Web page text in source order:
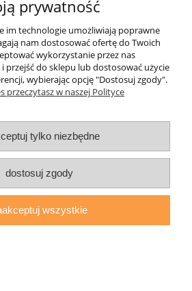
Informacje
O nas
Nr 23, 67-200 Głogów | woj. dolnośląskie
sklep@daryziol.pl| NIP: 6921579498 |
pełną wersję strony
internetowy Shoper.pl
prywatność
im technologie umożliwiają poprawne
nam dostosować ofertę do Twoich
wykorzystanie przez nas
przejść do sklepu lub dostosować użycie
wybierając opcję "Dostosuj zgody".
przeczytasz w naszej Polityce
tylko niezbędne
dostosuj zgody
wszystkie